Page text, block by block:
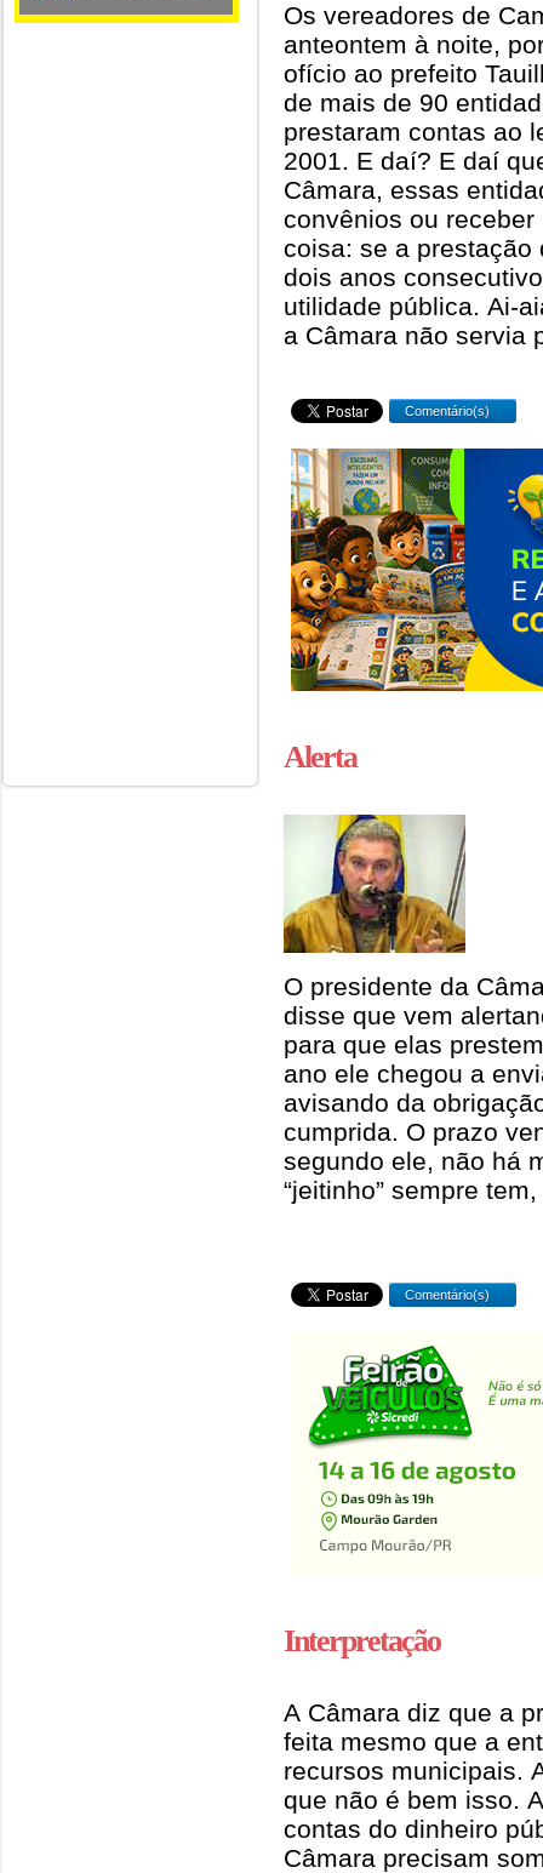
Os vereadores de
anteontem à noite,
ofício ao prefeito
de mais de 90
prestaram contas ao
2001. E daí? E daí
Câmara, essas
convênios ou
coisa: se a prestação
dois anos
utilidade pública. Ai-
a Câmara não servia
Comentário(s)
Alerta
O presidente da
disse que vem
para que elas
ano ele chegou a
avisando da
cumprida. O prazo
segundo ele, não há
“jeitinho” sempre
Comentário(s)
Interpretação
A Câmara diz que a
feita mesmo que a
recursos municipais.
que não é bem isso.
contas do dinheiro
Câmara precisam